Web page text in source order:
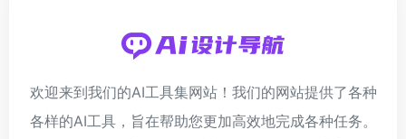
欢迎来到我们的AI工具集网站！我们的网站提供了各种
各样的AI工具，旨在帮助您更加高效地完成各种任务。